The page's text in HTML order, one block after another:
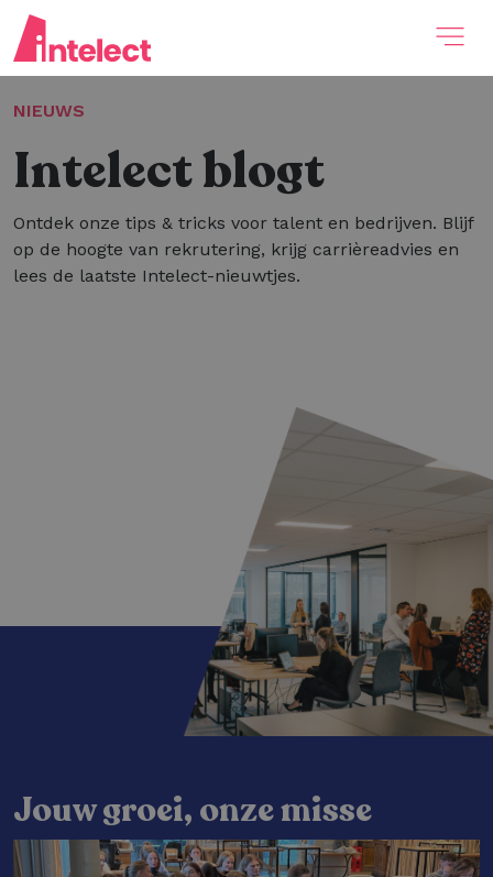
NIEUWS
Intelect blogt
Ontdek onze tips & tricks voor talent en bedrijven. Blijf
op de hoogte van rekrutering, krijg carrièreadvies en
lees de laatste Intelect-nieuwtjes.
Jouw groei, onze misse